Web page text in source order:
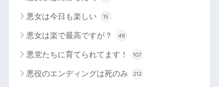
悪女は今日も楽しい 15
悪女は楽で最高ですが？ 48
悪党たちに育てられてます！ 107
悪役のエンディングは死のみ 212